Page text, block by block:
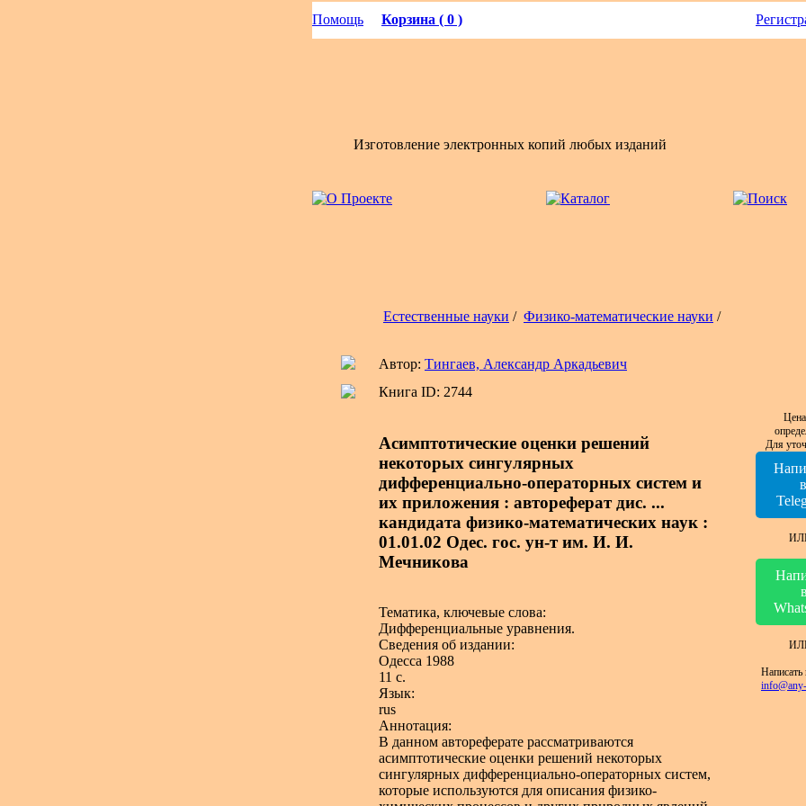
Помощь Корзина ( 0 )
Изготовление электронных копий любых изданий
Естественные науки / Физико-математические науки /
Автор: Тингаев, Александр Аркадьевич
Книга ID: 2744
Асимптотические оценки решений
некоторых сингулярных
дифференциально-операторных систем и
их приложения : автореферат дис. ...
кандидата физико-математических наук :
01.01.02 Одес. гос. ун-т им. И. И.
Мечникова
Тематика, ключевые слова:
Дифференциальные уравнения.
Сведения об издании:
Одесса 1988
11 с.
Язык:
rus
Аннотация:
В данном автореферате рассматриваются
асимптотические оценки решений некоторых
сингулярных дифференциально-операторных систем,
которые используются для описания физико-
Для
в
в
Написать